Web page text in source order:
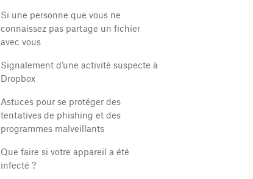
Si une personne que vous ne
connaissez pas partage un fichier
avec vous
Signalement d’une activité suspecte à
Dropbox
Astuces pour se protéger des
tentatives de phishing et des
programmes malveillants
Que faire si votre appareil a été
infecté ?